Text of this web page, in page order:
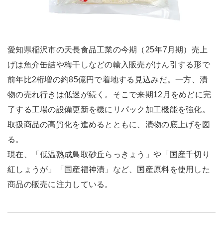
愛知県稲沢市の天長食品工業の今期（25年7月期）売上
げは魚介缶詰や梅干しなどの輸入販売がけん引する形で
前年比2桁増の約85億円で着地する見込みだ。一方、漬
物の売れ行きは低迷が続く。そこで来期12月をめどに完
了する工場の設備更新を機にリパック加工機能を強化。
取扱商品の高質化を進めるとともに、漬物の底上げを図
る。
現在、「低温熟成鳥取砂丘らっきょう」や「国産千切り
紅しょうが」「国産福神漬」など、国産原料を使用した
商品の販売に注力している。